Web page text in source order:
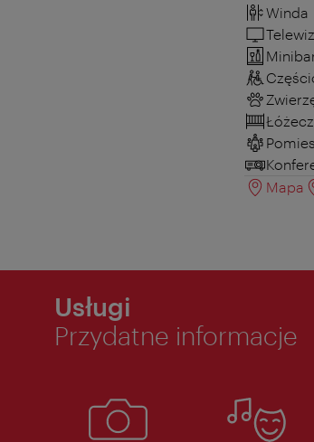
Winda
Mapa
Usługi
Przydatne informacje